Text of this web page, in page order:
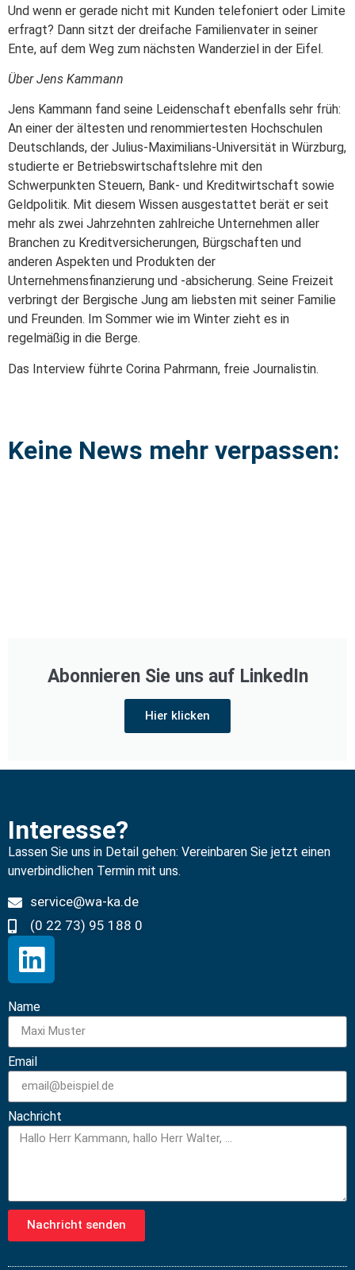
Und wenn er gerade nicht mit Kunden telefoniert oder Limite
erfragt? Dann sitzt der dreifache Familienvater in seiner
Ente, auf dem Weg zum nächsten Wanderziel in der Eifel.
Über Jens Kammann
Jens Kammann fand seine Leidenschaft ebenfalls sehr früh:
An einer der ältesten und renommiertesten Hochschulen
Deutschlands, der Julius-Maximilians-Universität in Würzburg,
studierte er Betriebswirtschaftslehre mit den
Schwerpunkten Steuern, Bank- und Kreditwirtschaft sowie
Geldpolitik. Mit diesem Wissen ausgestattet berät er seit
mehr als zwei Jahrzehnten zahlreiche Unternehmen aller
Branchen zu Kreditversicherungen, Bürgschaften und
anderen Aspekten und Produkten der
Unternehmensfinanzierung und -absicherung. Seine Freizeit
verbringt der Bergische Jung am liebsten mit seiner Familie
und Freunden. Im Sommer wie im Winter zieht es in
regelmäßig in die Berge.
Das Interview führte Corina Pahrmann, freie Journalistin.
Keine News mehr verpassen:
Abonnieren Sie uns auf LinkedIn
Hier klicken
Interesse?
Lassen Sie uns in Detail gehen: Vereinbaren Sie jetzt einen
unverbindlichen Termin mit uns.
service@wa-ka.de
(0 22 73) 95 188 0
Name
Email
Nachricht
Nachricht senden